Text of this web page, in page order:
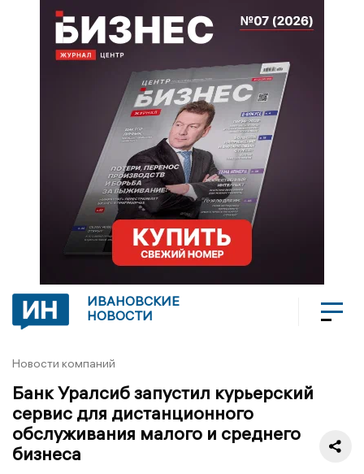
ИВАНОВСКИЕ
НОВОСТИ
Новости компаний
Банк Уралсиб запустил курьерский
сервис для дистанционного
обслуживания малого и среднего
бизнеса